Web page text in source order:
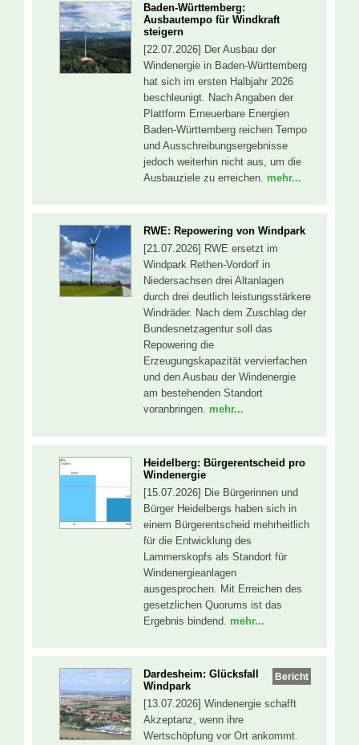
Baden-Württemberg:
Ausbautempo für Windkraft
steigern
[22.07.2026] Der Ausbau der
Windenergie in Baden-Württemberg
hat sich im ersten Halbjahr 2026
beschleunigt. Nach Angaben der
Plattform Erneuerbare Energien
Baden-Württemberg reichen Tempo
und Ausschreibungsergebnisse
jedoch weiterhin nicht aus, um die
Ausbauziele zu erreichen. mehr...
RWE: Repowering von Windpark
[21.07.2026] RWE ersetzt im
Windpark Rethen-Vordorf in
Niedersachsen drei Altanlagen
durch drei deutlich leistungsstärkere
Windräder. Nach dem Zuschlag der
Bundesnetzagentur soll das
Repowering die
Erzeugungskapazität vervierfachen
und den Ausbau der Windenergie
am bestehenden Standort
voranbringen. mehr...
Heidelberg: Bürgerentscheid pro
Windenergie
[15.07.2026] Die Bürgerinnen und
Bürger Heidelbergs haben sich in
einem Bürgerentscheid mehrheitlich
für die Entwicklung des
Lammerskopfs als Standort für
Windenergieanlagen
ausgesprochen. Mit Erreichen des
gesetzlichen Quorums ist das
Ergebnis bindend. mehr...
Bericht
Dardesheim: Glücksfall
Windpark
[13.07.2026] Windenergie schafft
Akzeptanz, wenn ihre
Wertschöpfung vor Ort ankommt.